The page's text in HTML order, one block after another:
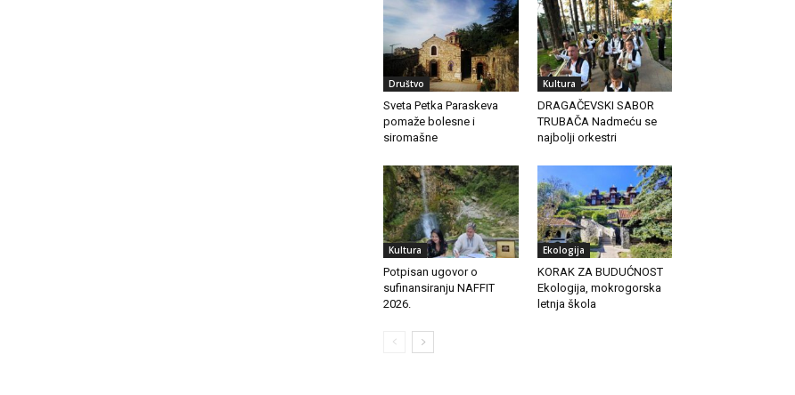
Društvo
Sveta Petka Paraskeva
pomaže bolesne i
siromašne
Kultura
DRAGAČEVSKI SABOR
TRUBAČA Nadmeću se
najbolji orkestri
Kultura
Potpisan ugovor o
sufinansiranju NAFFIT
2026.
Ekologija
KORAK ZA BUDUĆNOST
Ekologija, mokrogorska
letnja škola